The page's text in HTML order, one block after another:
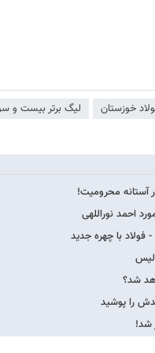
خوزستان لیگ برتر بیست و
احمد نوراللهی
با چهره جدید
شد؟
را پوشید